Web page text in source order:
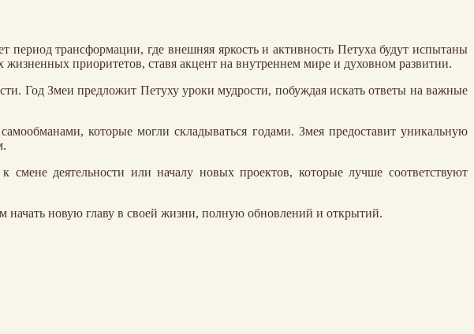
трансформации, где внешняя яркость и активность Петуха будут испытаны
приоритетов, ставя акцент на внутреннем мире и духовном развитии.
Год Змеи предложит Петуху уроки мудрости, побуждая искать ответы на важные
которые могли складываться годами. Змея предоставит уникальную
деятельности или началу новых проектов, которые лучше соответствуют
начать новую главу в своей жизни, полную обновлений и открытий.